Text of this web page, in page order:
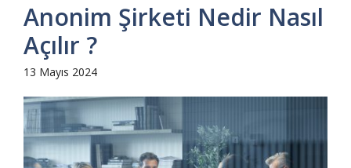
Anonim Şirketi Nedir Nasıl
Açılır ?
13 Mayıs 2024